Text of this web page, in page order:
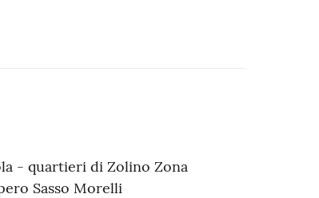
- quartieri di Zolino Zona
Sasso Morelli